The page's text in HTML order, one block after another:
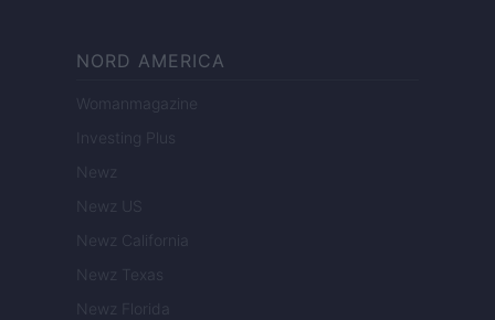
NORD AMERICA
Womanmagazine
Investing Plus
Newz
Newz US
Newz California
Newz Texas
Newz Florida